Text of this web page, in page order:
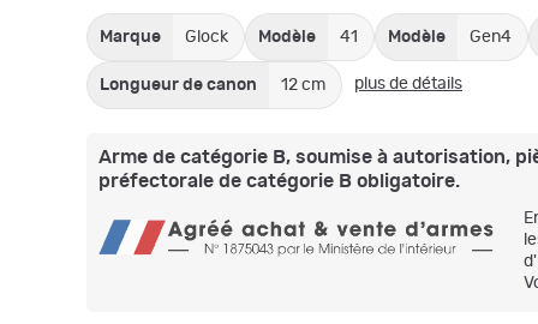
Marque Glock Modèle 41 Modèle Gen4
Longueur de canon 12 cm plus de détails
Arme de catégorie B, soumise à autorisation,
préfectorale de catégorie B obligatoire.